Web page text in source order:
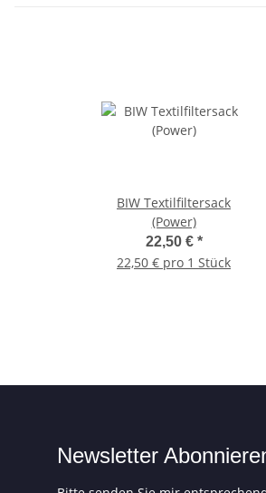
BIW Textilfiltersack
(Power)
22,50 € *
22,50 € pro 1 Stück
Newsletter